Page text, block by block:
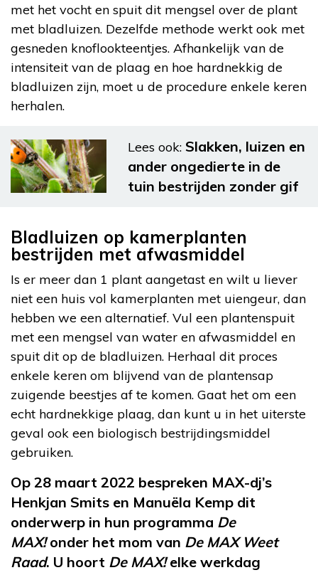
met het vocht en spuit dit mengsel over de plant
met bladluizen. Dezelfde methode werkt ook met
gesneden knoflookteentjes. Afhankelijk van de
intensiteit van de plaag en hoe hardnekkig de
bladluizen zijn, moet u de procedure enkele keren
herhalen.
Lees ook: Slakken, luizen en
ander ongedierte in de
tuin bestrijden zonder gif
Bladluizen op kamerplanten
bestrijden met afwasmiddel
Is er meer dan 1 plant aangetast en wilt u liever
niet een huis vol kamerplanten met uiengeur, dan
hebben we een alternatief. Vul een plantenspuit
met een mengsel van water en afwasmiddel en
spuit dit op de bladluizen. Herhaal dit proces
enkele keren om blijvend van de plantensap
zuigende beestjes af te komen. Gaat het om een
echt hardnekkige plaag, dan kunt u in het uiterste
geval ook een biologisch bestrijdingsmiddel
gebruiken.
Op 28 maart 2022 bespreken MAX-dj’s
Henkjan Smits en Manuëla Kemp dit
onderwerp in hun programma De
MAX!onder het mom van De MAX Weet
Raad. U hoort De MAX!elke werkdag